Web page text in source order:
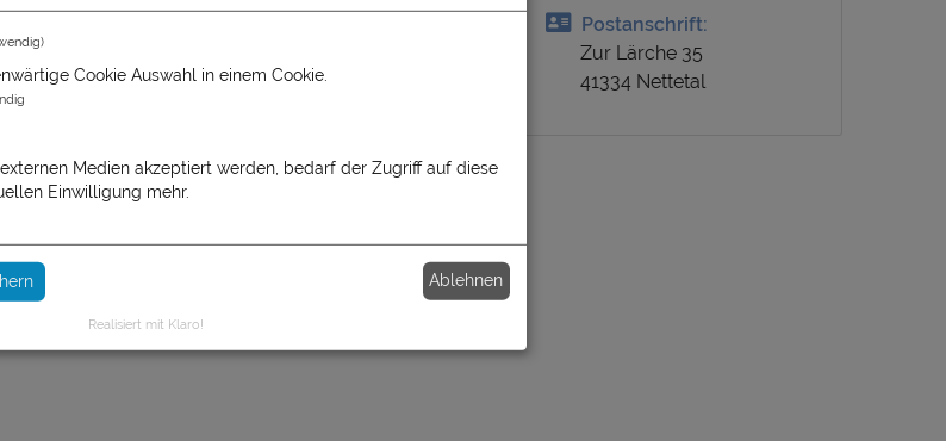
Grachtentraum 1
Moderne und zentral gelegene Erdgeschoss
Wohnung für vier Personen im Grachtenviertel
Postanschrift:
Zur Lärche 35
41334 Nettetal
Cookie Auswahl in einem Cookie.
Medien akzeptiert werden, bedarf der Zugriff auf diese
Einwilligung mehr.
Ablehnen
Realisiert mit Klaro!